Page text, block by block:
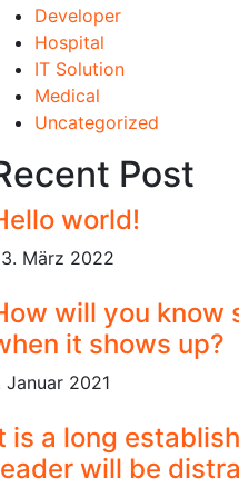
Developer
Hospital
IT Solution
Medical
Uncategorized
Post
world!
März 2022
will you know
it shows up?
Januar 2021
is a long
will be